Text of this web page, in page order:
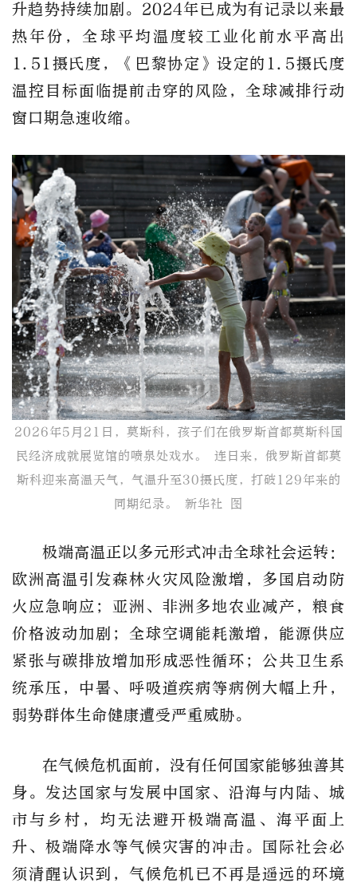
升趋势持续加剧。2024年已成为有记录以来最
热年份，全球平均温度较工业化前水平高出
1.51摄氏度，《巴黎协定》设定的1.5摄氏度
温控目标面临提前击穿的风险，全球减排行动
窗口期急速收缩。
2026年5月21日，莫斯科，孩子们在俄罗斯首都莫斯科国
民经济成就展览馆的喷泉处戏水。 连日来，俄罗斯首都莫
斯科迎来高温天气，气温升至30摄氏度，打破129年来的
同期纪录。 新华社 图
极端高温正以多元形式冲击全球社会运转：
欧洲高温引发森林火灾风险激增，多国启动防
火应急响应；亚洲、非洲多地农业减产，粮食
价格波动加剧；全球空调能耗激增，能源供应
紧张与碳排放增加形成恶性循环；公共卫生系
统承压，中暑、呼吸道疾病等病例大幅上升，
弱势群体生命健康遭受严重威胁。
在气候危机面前，没有任何国家能够独善其
身。发达国家与发展中国家、沿海与内陆、城
市与乡村，均无法避开极端高温、海平面上
升、极端降水等气候灾害的冲击。国际社会必
须清醒认识到，气候危机已不再是遥远的环境